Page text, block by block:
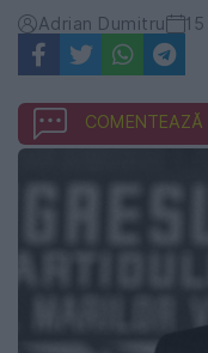
Adrian Dumitru
COMENTEAZĂ